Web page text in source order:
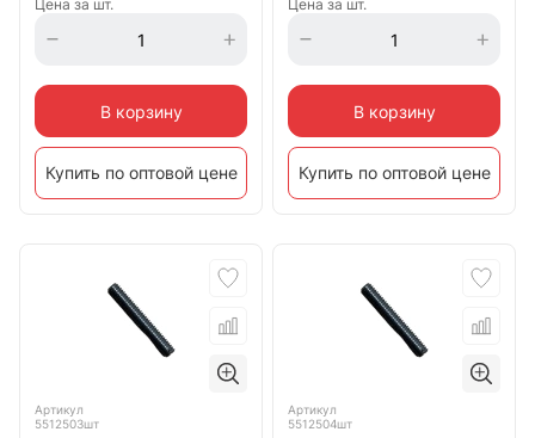
Цена за шт.
В корзину
Купить по оптовой цене
Цена за шт.
В корзину
Купить по оптовой цене
Артикул
5512503шт
Артикул
5512504шт